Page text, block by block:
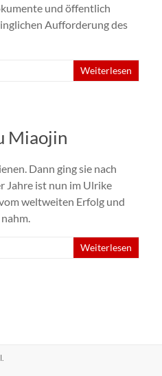
und öffentlich
Aufforderung des
Weiterlesen
Miaojin
Dann ging sie nach
Jahre ist nun im Ulrike
weltweiten Erfolg und
Weiterlesen